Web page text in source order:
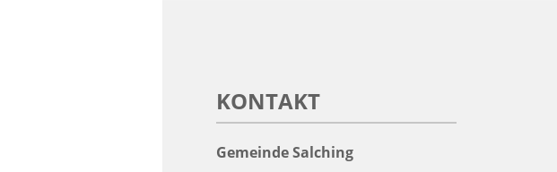
KONTAKT
Gemeinde Salching